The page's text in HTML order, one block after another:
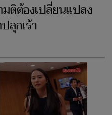
ติต้องเปลี่ยนแปลง
ลุกเร้า